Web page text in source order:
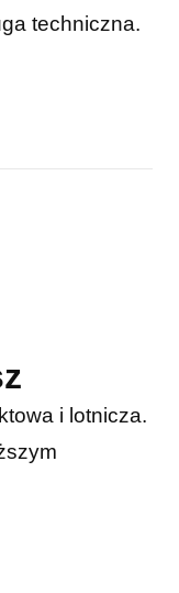
techniczna.
i lotnicza.